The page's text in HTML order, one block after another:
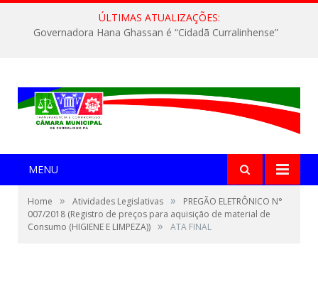
ÚLTIMAS ATUALIZAÇÕES:
Governadora Hana Ghassan é “Cidadã Curralinhense”
MENU
Home » Atividades Legislativas »
PREGÃO ELETRÔNICO N°
007/2018 (Registro de preços para aquisição de material de
Consumo (HIGIENE E LIMPEZA)) » ATA FINAL